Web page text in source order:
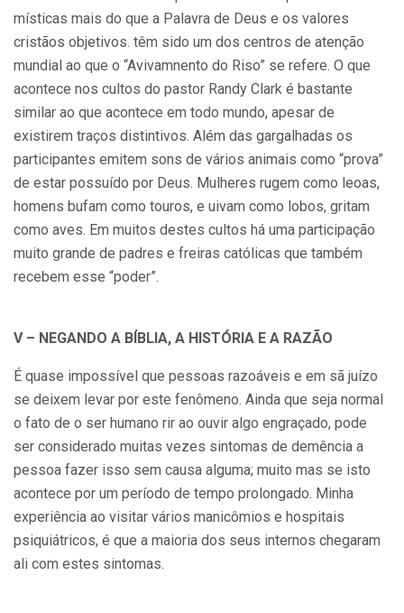
místicas mais do que a Palavra de Deus e os valores
cristãos objetivos. têm sido um dos centros de atenção
mundial ao que o “Avivamnento do Riso” se refere. O que
acontece nos cultos do pastor Randy Clark é bastante
similar ao que acontece em todo mundo, apesar de
existirem traços distintivos. Além das gargalhadas os
participantes emitem sons de vários animais como “prova”
de estar possuído por Deus. Mulheres rugem como leoas,
homens bufam como touros, e uivam como lobos, gritam
como aves. Em muitos destes cultos há uma participação
muito grande de padres e freiras católicas que também
recebem esse “poder”.
V – NEGANDO A BÍBLIA, A HISTÓRIA E A RAZÃO
É quase impossível que pessoas razoáveis e em sã juízo
se deixem levar por este fenômeno. Ainda que seja normal
o fato de o ser humano rir ao ouvir algo engraçado, pode
ser considerado muitas vezes sintomas de demência a
pessoa fazer isso sem causa alguma; muito mas se isto
acontece por um período de tempo prolongado. Minha
experiência ao visitar vários manicômios e hospitais
psiquiátricos, é que a maioria dos seus internos chegaram
ali com estes sintomas.